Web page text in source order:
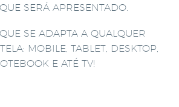
SERÁ APRESENTADO.
SE ADAPTA A QUALQUER
MOBILE, TABLET, DESKTOP,
E ATÉ TV!